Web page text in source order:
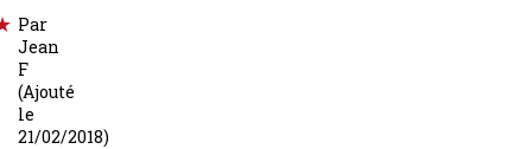
Par
Jean
F
(Ajouté
le
21/02/2018)